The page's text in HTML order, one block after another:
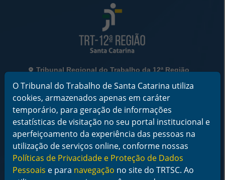
Informações de Contato
Tribunal Regional do Trabalho da 12ª Região
CEP 88015-905
CNPJ 02.482.005/0001-23
Horário de Funcionamento:
De segunda a sexta-feira das 12 às 18 horas
Telefone: (48) 3216-4000
Links Rápidos
Institucional
O Tribunal do Trabalho de Santa Catarina utiliza
cookies, armazenados apenas em caráter
temporário, para geração de informações
estatísticas de visitação no seu portal institucional e
aperfeiçoamento da experiência das pessoas na
utilização de serviços online, conforme nossas
Políticas de Privacidade e Proteção de Dados
Pessoais e para navegação no site do TRTSC. Ao